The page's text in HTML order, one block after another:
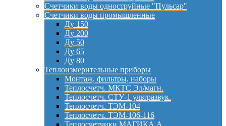
Счетчики воды одноструйные "Пульсар"
Счетчики воды промышленные
Ду 150
Ду 200
Ду 50
Ду 65
Ду 80
Теплоизмерительные приборы
Монтаж, фильтры, наборы
Теплосчетч. МКТС Эл/магн.
Теплосчетч. СТУ-1 ультразвук.
Теплосчетч. ТЭМ-104
Теплосчетч. ТЭМ-106-116